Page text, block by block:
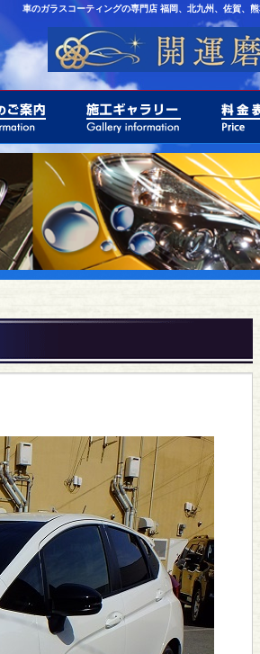
車のガラスコーティングの専門店 福岡、北九州、佐賀、